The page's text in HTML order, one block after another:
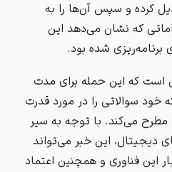
کرده و سپس آن‌ها را به
که نشان می‌دهد این
شده بود.
که این حمله برای مدت
سوالاتی را در مورد قدرت
مطرح می‌کند. با توجه به سیر
دیجیتال، این خبر می‌تواند
این فناوری و همچنین اعتماد